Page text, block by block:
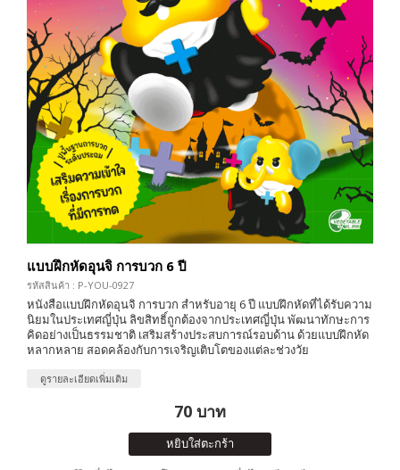
แบบฝึกหัดอุนจิ การบวก 6 ปี
รหัสสินค้า : P-YOU-0927
หนังสือแบบฝึกหัดอุนจิ การบวก สำหรับอายุ 6 ปี แบบฝึกหัดที่ได้รับความ
นิยมในประเทศญี่ปุ่น ลิขสิทธิ์ถูกต้องจากประเทศญี่ปุ่น พัฒนาทักษะการ
คิดอย่างเป็นธรรมชาติ เสริมสร้างประสบการณ์รอบด้าน ด้วยแบบฝึกหัด
หลากหลาย สอดคล้องกับการเจริญเติบโตของแต่ละช่วงวัย
ดูรายละเอียดเพิ่มเติม
70 บาท
หยิบใส่ตะกร้า